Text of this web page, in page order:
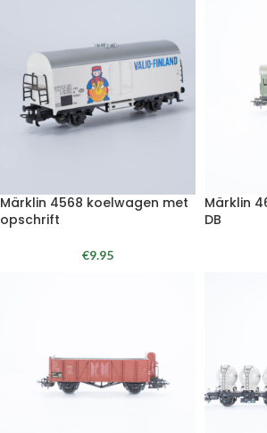
Märklin 4568 koelwagen met
opschrift
€9.95
Märklin
DB